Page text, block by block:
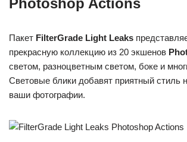
Photoshop Actions
Пакет FilterGrade Light Leaks
прекрасную коллекцию из 20 экшенов
светом, разноцветным светом, боке и
Световые блики добавят приятный стиль
ваши фотографии.